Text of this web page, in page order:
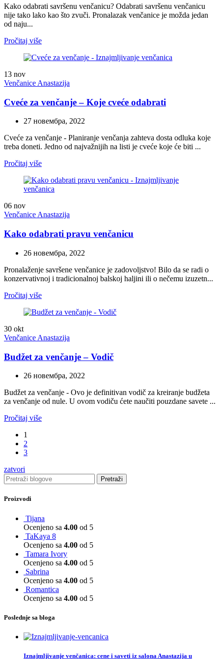
Kako odabrati savršenu venčanicu? Odabrati savršenu venčanicu
nije tako lako kao što zvuči. Pronalazak venčanice je možda jedan
od naju...
Pročitaj više
13 nov
Venčanice Anastazija
Cveće za venčanje – Koje cveće odabrati
27 новембра, 2022
Cveće za venčanje - Planiranje venčanja zahteva dosta odluka koje
treba doneti. Jedno od najvažnijih na listi je cveće koje će biti ...
Pročitaj više
06 nov
Venčanice Anastazija
Kako odabrati pravu venčanicu
26 новембра, 2022
Pronalaženje savršene venčanice je zadovoljstvo! Bilo da se radi o
konzervativnoj i tradicionalnoj balskoj haljini ili o nečemu izuzetn...
Pročitaj više
30 okt
Venčanice Anastazija
Budžet za venčanje – Vodič
26 новембра, 2022
Budžet za venčanje - Ovo je definitivan vodič za kreiranje budžeta
za venčanje od nule. U ovom vodiču ćete naučiti pouzdane savete ...
Pročitaj više
1
2
3
zatvori
Pretraži
Proizvodi
Tijana
Ocenjeno sa 4.00 od 5
TaKaya 8
Ocenjeno sa 4.00 od 5
Tamara Ivory
Ocenjeno sa 4.00 od 5
Sabrina
Ocenjeno sa 4.00 od 5
Romantica
Ocenjeno sa 4.00 od 5
Poslednje sa bloga
Iznajmljivanje venčanica: cene i saveti iz salona Anastazija u